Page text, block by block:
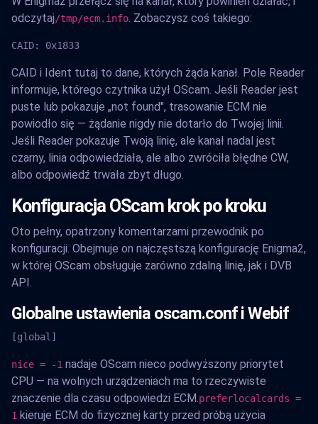
odczytaj/tmp/ecm.info. Zobaczysz coś takiego:
CAID: 0x1833
CAID i Ident tutaj to dane, których żąda kanał. Pole Reader
informuje, którego czytnika użył OScam. Jeśli Reader jest
puste lub pokazuje „not found", trasowanie ECM nie
powiodło się — żądanie nigdy nie dotarło do Twojej linii.
Jeśli Reader pokazuje Twoją linię, ale kanał nadal jest
czarny, linia odpowiedziała, ale albo zwróciła błędne CW,
albo odpowiedź trwała zbyt długo.
Konfiguracja OScam krok po kroku
Oto pełny, opatrzony komentarzami przewodnik po
konfiguracji. Obejmuje on najczęstszą konfigurację Enigma2,
w której OScam obsługuje zarówno zdalną linię, jak i DVB
API.
Globalne ustawienia oscam.conf i Webif
[global]
nice = -1 nadaje OScam nieco podwyższony priorytet
CPU — na wolnych urządzeniach ma to rzeczywiste
znaczenie dla czasu odpowiedzi ECM.preferlocalcards =
1 kieruje ECM do fizycznej karty przed próbą użycia